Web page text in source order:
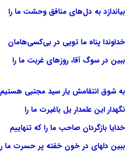
بیاندازد به دل‌های منافق وحشت ما را
خداوندا پناه ما تویی در بی‌کسی‌هامان
ببین در سوگ آقا، روزهای غربت ما را
به شوق انتقامش یار سید مجتبی هستیم
نگهدار این علمدار یل باغیرت ما را
خدایا بازگردان صاحب ما را که تنهاییم
ببین دلهای در خون خفته پر حسرت ما ر